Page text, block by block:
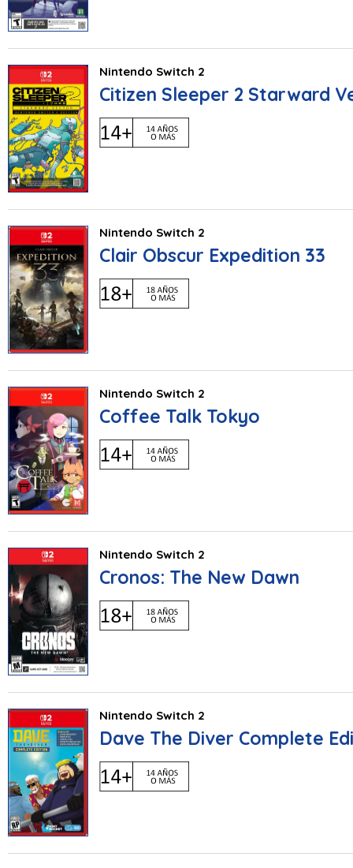
Nintendo Switch 2
Citizen Sleeper 2 Starward
Nintendo Switch 2
Clair Obscur Expedition 33
Nintendo Switch 2
Coffee Talk Tokyo
Nintendo Switch 2
Cronos: The New Dawn
Nintendo Switch 2
Dave The Diver Complete